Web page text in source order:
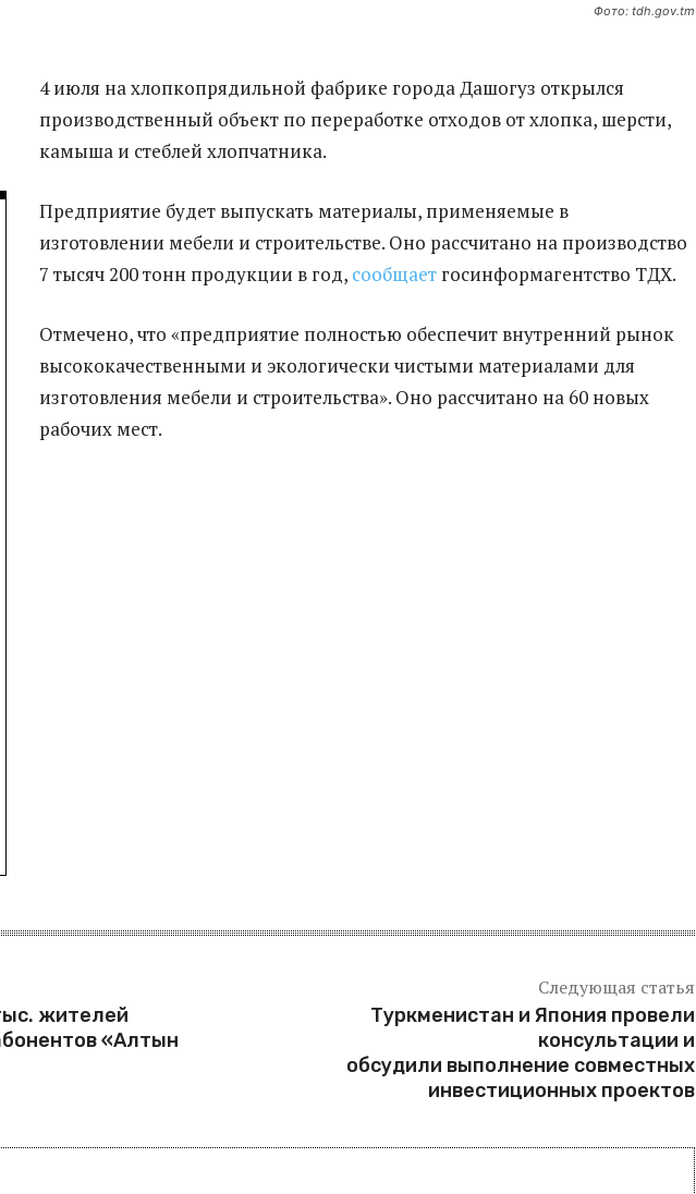
Фото: tdh.gov.tm
4 июля на хлопкопрядильной фабрике города Дашогуз открылся
производственный объект по переработке отходов от хлопка, шерсти,
камыша и стеблей хлопчатника.
Предприятие будет выпускать материалы, применяемые в
изготовлении мебели и строительстве. Оно рассчитано на производство
7 тысяч 200 тонн продукции в год, сообщает госинформагентство ТДХ.
Отмечено, что «предприятие полностью обеспечит внутренний рынок
высококачественными и экологически чистыми материалами для
изготовления мебели и строительства». Оно рассчитано на 60 новых
рабочих мест.
жителей
«Алтын
Следующая статья
Туркменистан и Япония провели
консультации и
обсудили выполнение совместных
инвестиционных проектов